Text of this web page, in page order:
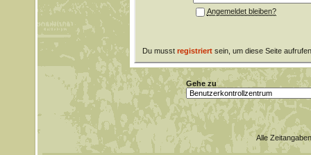
Angemeldet bleiben?
Du musst registriertsein, um diese Seite
Gehe zu
Alle